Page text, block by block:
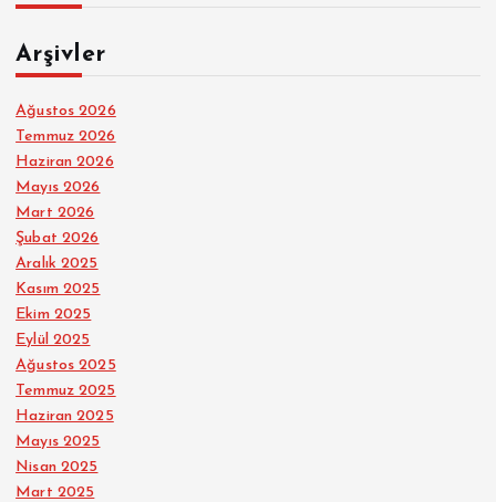
Arşivler
Ağustos 2026
Temmuz 2026
Haziran 2026
Mayıs 2026
Mart 2026
Şubat 2026
Aralık 2025
Kasım 2025
Ekim 2025
Eylül 2025
Ağustos 2025
Temmuz 2025
Haziran 2025
Mayıs 2025
Nisan 2025
Mart 2025